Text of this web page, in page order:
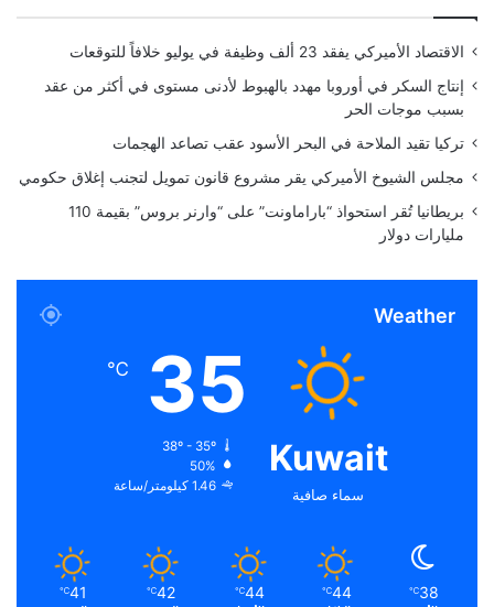
ا
2
0
الاقتصاد الأميركي يفقد 23 ألف وظيفة في يوليو خلافاً للتوقعات
إنتاج السكر في أوروبا مهدد بالهبوط لأدنى مستوى في أكثر من عقد
بسبب موجات الحر
تركيا تقيد الملاحة في البحر الأسود عقب تصاعد الهجمات
مجلس الشيوخ الأميركي يقر مشروع قانون تمويل لتجنب إغلاق حكومي
بريطانيا تُقر استحواذ “باراماونت” على “وارنر بروس” بقيمة 110
مليارات دولار
Weather
Kuwait
سماء صافية
35
℃
38º - 35º
50%
1.46 كيلومتر/ساعة
38
℃
44
℃
44
℃
42
℃
41
℃